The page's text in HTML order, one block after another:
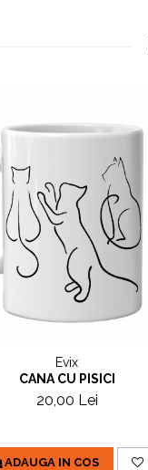
Evix
CANA CU PISICI
20,00 Lei
ADAUGA IN COS